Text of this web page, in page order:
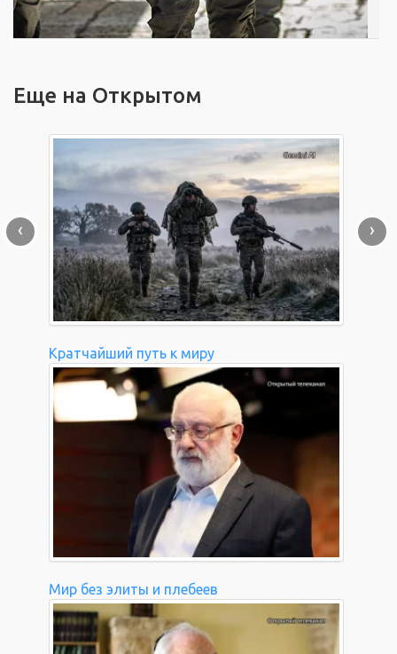
Еще на Открытом
Кратчайший путь к миру
Мир без элиты и плебеев
‹ ›